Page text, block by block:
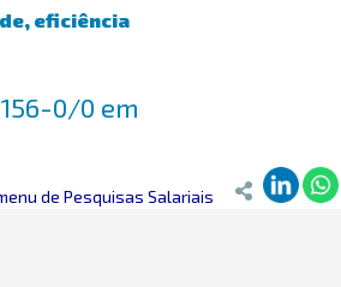
eficiência
0/0 em
de Pesquisas Salariais